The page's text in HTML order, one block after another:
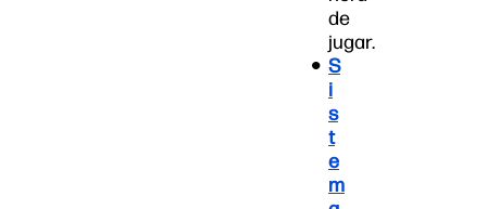
de
jugar.
S
i
s
t
e
m